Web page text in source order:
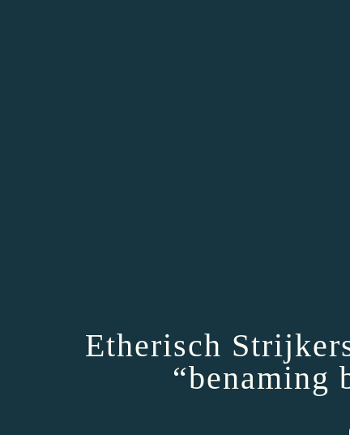
Etherisch
“benaming